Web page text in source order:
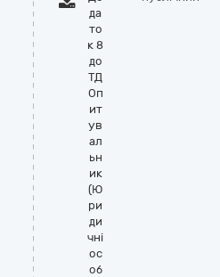
да
то
к 8
до
ТД
Оп
ит
ув
ал
ьн
ик
(Ю
ри
ди
чні
ос
об